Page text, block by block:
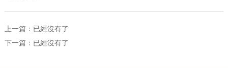
上一篇：已經沒有了
下一篇：已經沒有了